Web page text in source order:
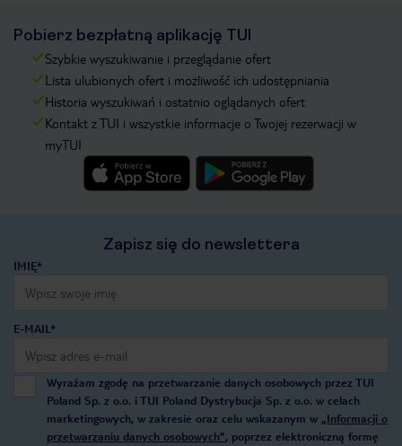
Pobierz bezpłatną aplikację TUI
Szybkie wyszukiwanie i przeglądanie ofert
Lista ulubionych ofert i możliwość ich udostępniania
Historia wyszukiwań i ostatnio oglądanych ofert
Kontakt z TUI i wszystkie informacje o Twojej rezerwacji w
myTUI
Zapisz się do newslettera
IMIĘ*
E-MAIL*
Wyrażam zgodę na przetwarzanie danych osobowych przez TUI
Poland Sp. z o.o. i TUI Poland Dystrybucja Sp. z o.o. w celach
marketingowych, w zakresie oraz celu wskazanym w „Informacji o
przetwarzaniu danych osobowych”, poprzez elektroniczną formę